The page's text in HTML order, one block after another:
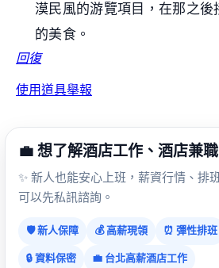
漠民風的游覽項目，在那之後
的美食。
回復
使用道具舉報
💼 想了解酒店工作、酒店兼
✨ 新人也能安心上班，薪資行情、排
可以先私訊諮詢。
🛡️ 新人保障 💰 高薪現領 ⏰ 彈性排班
🔒 資料保密 💼 台北高薪酒店工作